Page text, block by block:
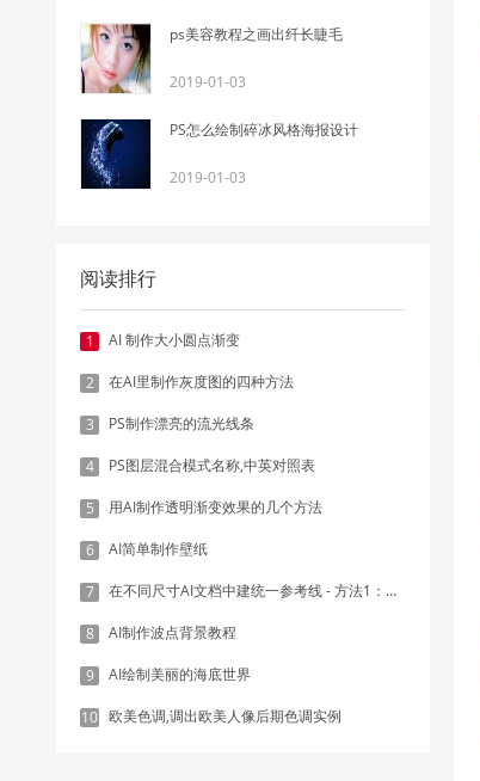
ps美容教程之画出纤长睫毛
2019-01-03
PS怎么绘制碎冰风格海报设计
2019-01-03
阅读排行
1 AI 制作大小圆点渐变
2 在AI里制作灰度图的四种方法
3 PS制作漂亮的流光线条
4 PS图层混合模式名称,中英对照表
5 用AI制作透明渐变效果的几个方法
6 AI简单制作壁纸
7 在不同尺寸AI文档中建统一参考线 - 方法1：对齐和分布
8 AI制作波点背景教程
9 AI绘制美丽的海底世界
10 欧美色调,调出欧美人像后期色调实例